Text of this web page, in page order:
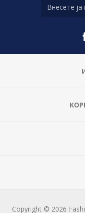
Copyright © 2026